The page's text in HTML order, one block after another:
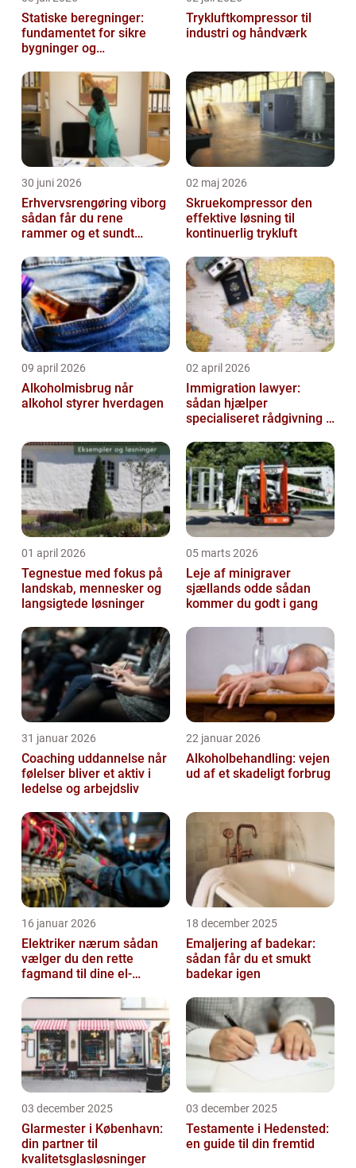
Statiske beregninger:
fundamentet for sikre
bygninger og
Trykluftkompressor til
industri og håndværk
30 juni 2026
Erhvervsrengøring viborg
sådan får du rene
rammer og et sundt
02 maj 2026
Skruekompressor den
effektive løsning til
kontinuerlig trykluft
09 april 2026
Alkoholmisbrug når
alkohol styrer hverdagen
02 april 2026
Immigration lawyer:
sådan hjælper
specialiseret rådgivning i
01 april 2026
Tegnestue med fokus på
landskab, mennesker og
langsigtede løsninger
05 marts 2026
Leje af minigraver
sjællands odde sådan
kommer du godt i gang
31 januar 2026
Coaching uddannelse når
følelser bliver et aktiv i
ledelse og arbejdsliv
22 januar 2026
Alkoholbehandling: vejen
ud af et skadeligt forbrug
16 januar 2026
Elektriker nærum sådan
vælger du den rette
fagmand til dine el-
18 december 2025
Emaljering af badekar:
sådan får du et smukt
badekar igen
03 december 2025
Glarmester i København:
din partner til
kvalitetsglasløsninger
03 december 2025
Testamente i Hedensted:
en guide til din fremtid